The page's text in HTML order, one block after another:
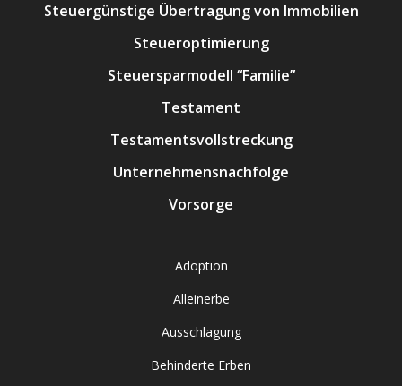
Steuergünstige Übertragung von Immobilien
Steueroptimierung
Steuersparmodell “Familie”
Testament
Testamentsvollstreckung
Unternehmensnachfolge
Vorsorge
Adoption
Alleinerbe
Ausschlagung
Behinderte Erben